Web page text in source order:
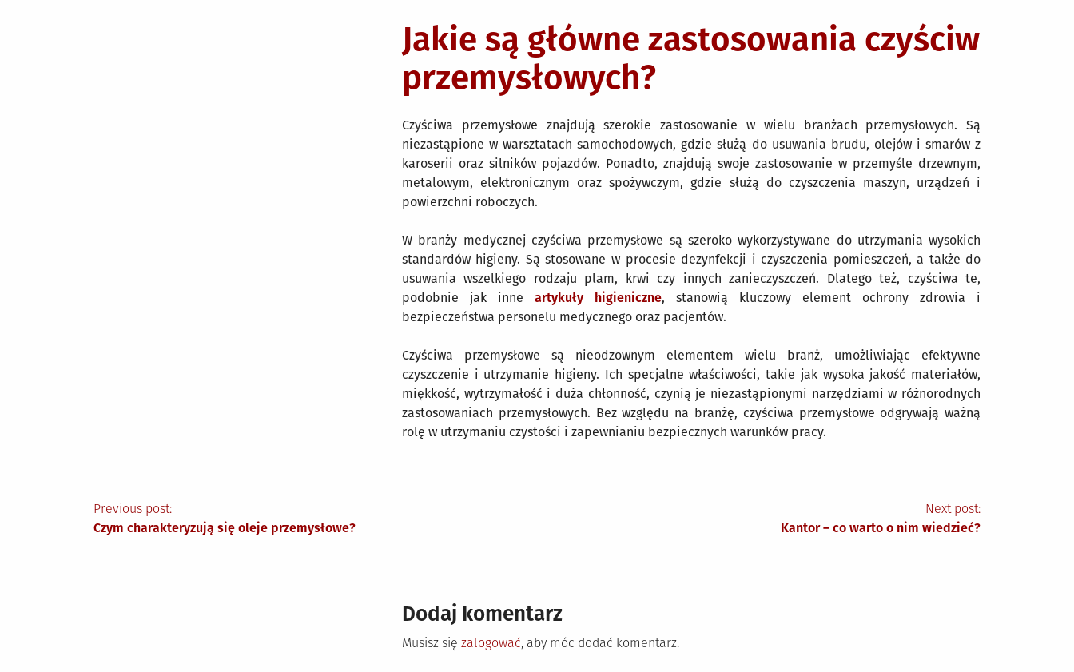
Jakie są główne zastosowania czyściw
przemysłowych?
Czyściwa przemysłowe znajdują szerokie zastosowanie w wielu branżach przemysłowych. Są
niezastąpione w warsztatach samochodowych, gdzie służą do usuwania brudu, olejów i smarów z
karoserii oraz silników pojazdów. Ponadto, znajdują swoje zastosowanie w przemyśle drzewnym,
metalowym, elektronicznym oraz spożywczym, gdzie służą do czyszczenia maszyn, urządzeń i
powierzchni roboczych.
W branży medycznej czyściwa przemysłowe są szeroko wykorzystywane do utrzymania wysokich
standardów higieny. Są stosowane w procesie dezynfekcji i czyszczenia pomieszczeń, a także do
usuwania wszelkiego rodzaju plam, krwi czy innych zanieczyszczeń. Dlatego też, czyściwa te,
podobnie jak inneartykuły higieniczne, stanowią kluczowy element ochrony zdrowia i
bezpieczeństwa personelu medycznego oraz pacjentów.
Czyściwa przemysłowe są nieodzownym elementem wielu branż, umożliwiając efektywne
czyszczenie i utrzymanie higieny. Ich specjalne właściwości, takie jak wysoka jakość materiałów,
miękkość, wytrzymałość i duża chłonność, czynią je niezastąpionymi narzędziami w różnorodnych
zastosowaniach przemysłowych. Bez względu na branżę, czyściwa przemysłowe odgrywają ważną
rolę w utrzymaniu czystości i zapewnianiu bezpiecznych warunków pracy.
Nawigacja
Previous post:
Czym charakteryzują się oleje przemysłowe?
Next post:
Kantor – co warto o nim wiedzieć?
Dodaj komentarz
Musisz się zalogować, aby móc dodać komentarz.